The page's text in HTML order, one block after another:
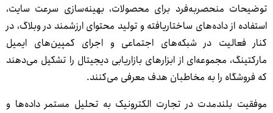
توضیحات منحصربه‌فرد برای محصولات، بهینه‌سازی سرعت سایت،
استفاده از داده‌های ساختاریافته و تولید محتوای ارزشمند در وبلاگ، در
کنار فعالیت در شبکه‌های اجتماعی و اجرای کمپین‌های ایمیل
مارکتینگ، مجموعه‌ای از ابزارهای بازاریابی دیجیتال را تشکیل می‌دهند
که فروشگاه را به مخاطبان هدف معرفی می‌کنند.
موفقیت بلندمدت در تجارت الکترونیک به تحلیل مستمر داده‌ها و